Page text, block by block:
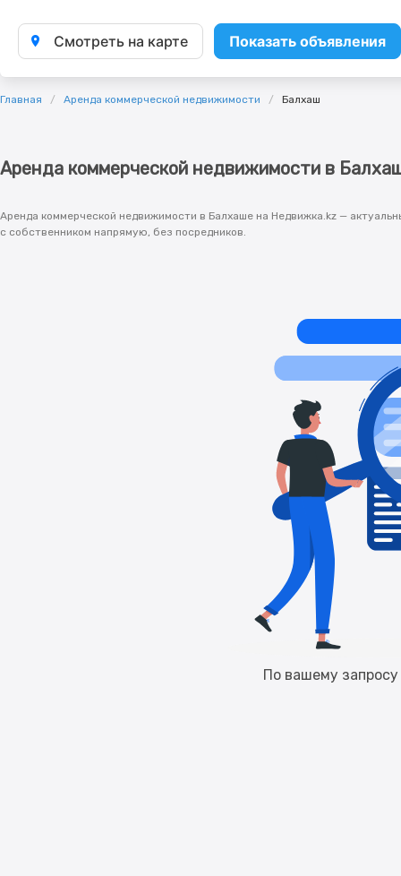
Смотреть на карте Показать объявления
Главная Аренда коммерческой недвижимости Балхаш
Аренда коммерческой недвижимости в
Аренда коммерческой недвижимости в Балхаше на Недвижка.kz —
с собственником напрямую, без посредников.
По вашему